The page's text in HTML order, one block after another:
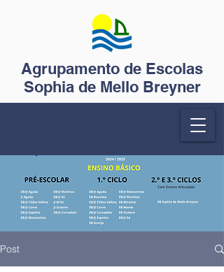
Agrupamento de Escolas
Sophia de Mello Breyner
Post